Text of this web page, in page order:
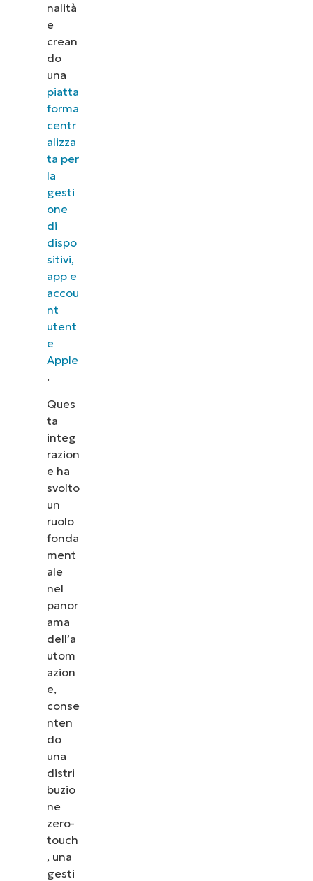
nalità
e
crean
do
una
piatta
forma
centr
alizza
ta per
la
gesti
one
di
dispo
sitivi,
app e
accou
nt
utent
e
Apple
.
Ques
ta
integ
razion
e ha
svolto
un
ruolo
fonda
ment
ale
nel
panor
ama
dell’a
utom
azion
e,
conse
nten
do
una
distri
buzio
ne
zero-
touch
, una
gesti